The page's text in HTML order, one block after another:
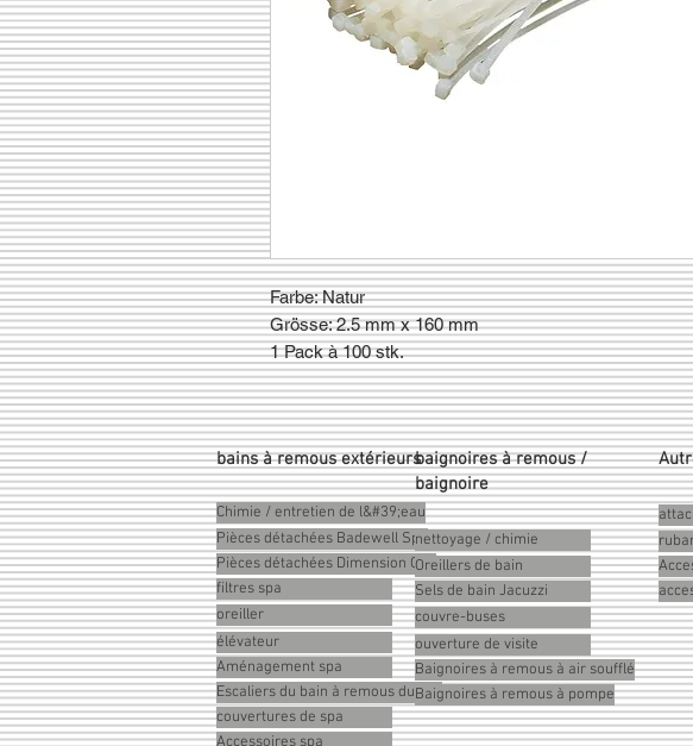
Farbe: Natur
Grösse: 2.5 mm x 160 mm
1 Pack à 100 stk.
bains à remous extérieurs
Chimie / entretien de l&#39;eau
Pièces détachées Badewell Spa
Pièces détachées Dimension One
filtres spa
oreiller
élévateur
Aménagement spa
Escaliers du bain à remous du spa
couvertures de spa
baignoires à remous /
baignoire
nettoyage / chimie
Oreillers de bain
Sels de bain Jacuzzi
couvre-buses
ouverture de visite
Baignoires à remous à air soufflé
Baignoires à remous à pompe